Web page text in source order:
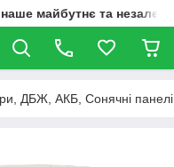
майбутнє та
ДБЖ, АКБ, Сонячні